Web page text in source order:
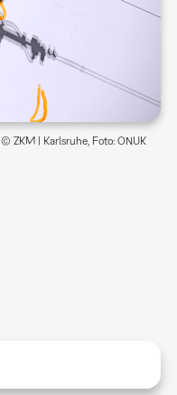
© ZKM | Karlsruhe, Foto: ONUK